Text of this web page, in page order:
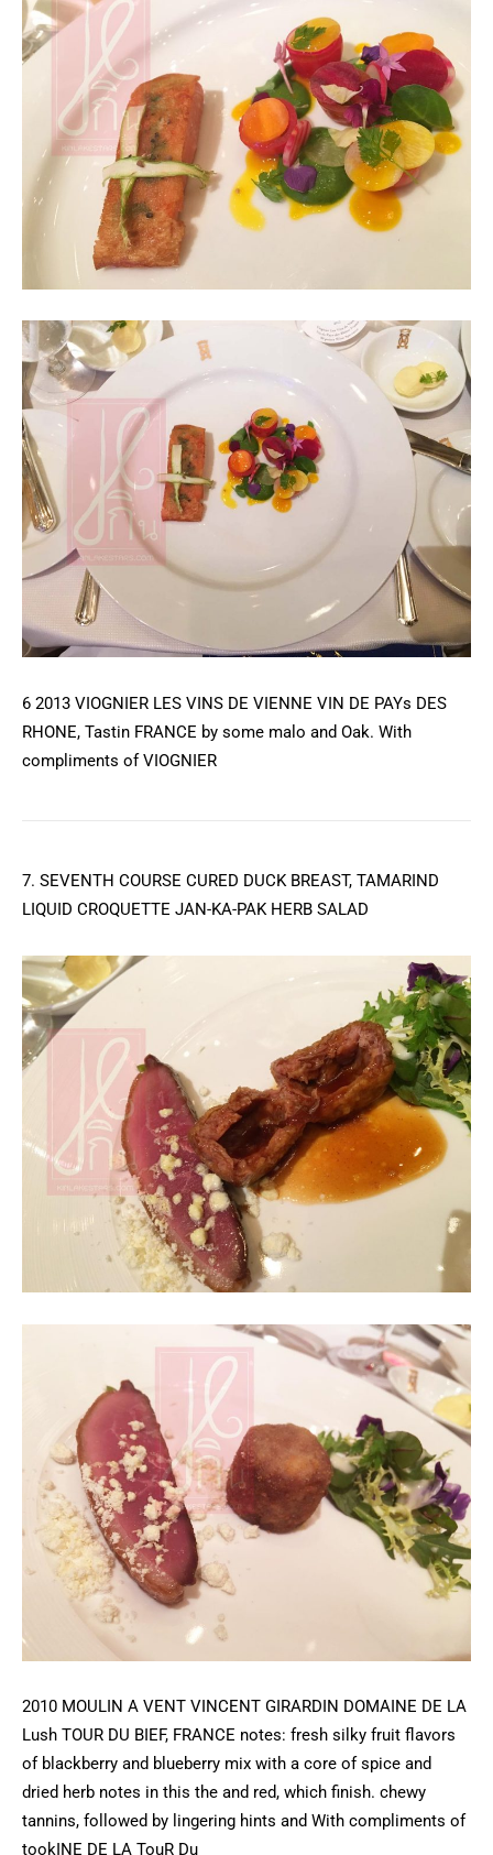
6 2013 VIOGNIER LES VINS DE VIENNE VIN DE PAYs DES
RHONE, Tastin FRANCE by some malo and Oak. With
compliments of VIOGNIER
7. SEVENTH COURSE CURED DUCK BREAST, TAMARIND
LIQUID CROQUETTE JAN-KA-PAK HERB SALAD
2010 MOULIN A VENT VINCENT GIRARDIN DOMAINE DE LA
Lush TOUR DU BIEF, FRANCE notes: fresh silky fruit flavors
of blackberry and blueberry mix with a core of spice and
dried herb notes in this the and red, which finish. chewy
tannins, followed by lingering hints and With compliments of
tookINE DE LA TouR Du